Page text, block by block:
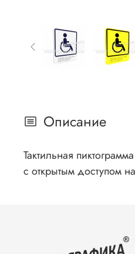
Описание
Тактильная
с открытым доступом